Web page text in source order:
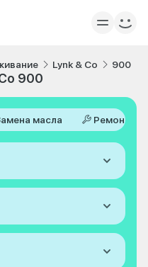
Lynk & Co 900
900
масла Ремонт